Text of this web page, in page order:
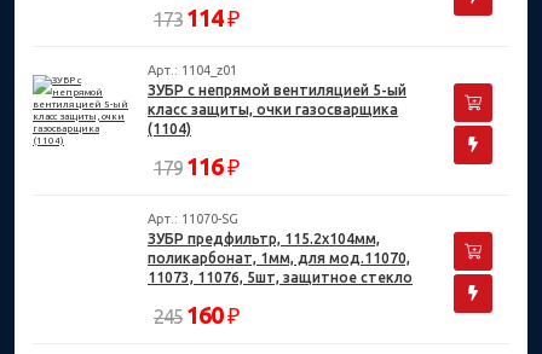
173 114₽
Арт.: 1104_z01
ЗУБР с непрямой вентиляцией 5-ый
класс защиты, очки газосварщика
(1104)
179 116₽
Арт.: 11070-SG
ЗУБР предфильтр, 115.2х104мм,
поликарбонат, 1мм, для мод.11070,
11073, 11076, 5шт, защитное стекло
245 160₽